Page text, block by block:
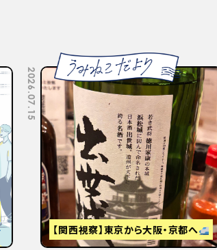
都へ
2026.07.10
はじめまして